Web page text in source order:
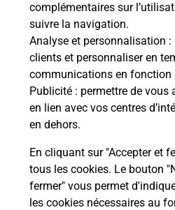
complémentaires sur
suivre la navigation.
Analyse et personnalisation :
clients et personnaliser en
communications en fonction
Publicité : permettre de vous
en lien avec vos centres
en dehors.
En cliquant sur "Accepter et
tous les cookies. Le bouton
fermer" vous permet
les cookies nécessaires au
En savoir plus
Envoyer un colis
Vous souhaitez envoyer un
(66290) ? Découvrez toutes
proposées par La Poste.
Pyrénées-